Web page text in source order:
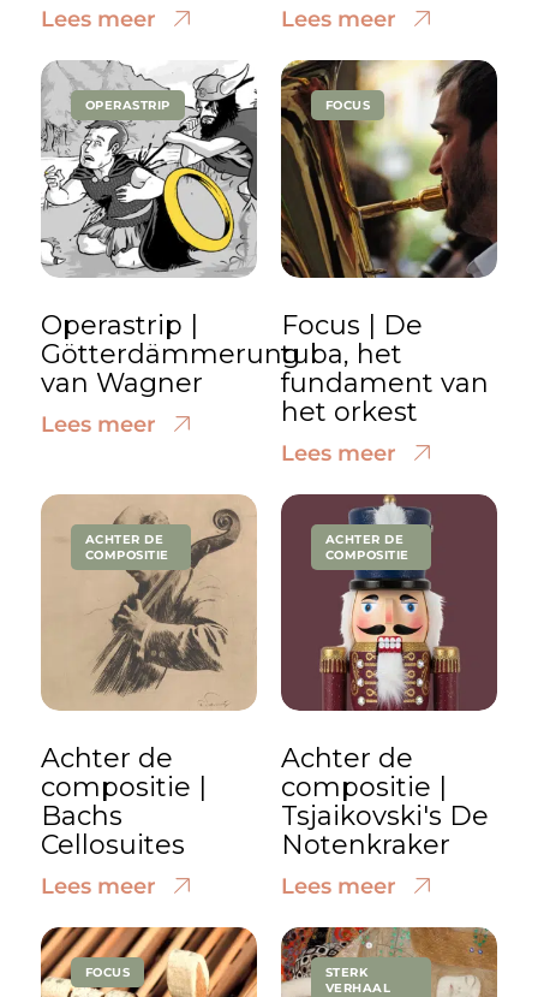
Lees meer Lees meer
OPERASTRIP
Operastrip |
Götterdämmerung
van Wagner
Lees meer
FOCUS
Focus | De
tuba, het
fundament van
het orkest
Lees meer
ACHTER DE
COMPOSITIE
Achter de
compositie |
Bachs
Cellosuites
Lees meer
ACHTER DE
COMPOSITIE
Achter de
compositie |
Tsjaikovski's De
Notenkraker
Lees meer
FOCUS
STERK
VERHAAL